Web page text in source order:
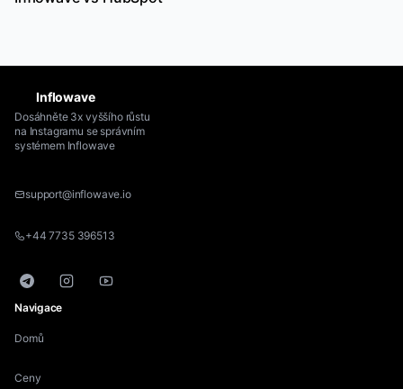
Inflowave
Dosáhněte 3x vyššího růstu
na Instagramu se správním
systémem Inflowave
support@inflowave.io
+44 7735 396513
TelegramInstagramYouTube
Navigace
Domů
Ceny